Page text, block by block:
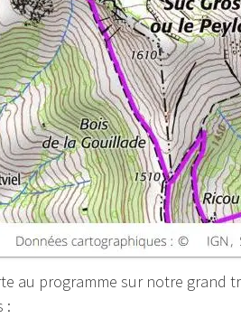
au programme sur notre grand
: